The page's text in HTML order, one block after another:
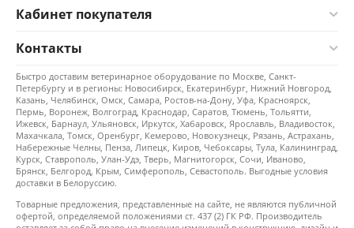
Кабинет покупателя
Контакты
Быстро доставим ветеринарное оборудование по Москве, Санкт-
Петербургу и в регионы: Новосибирск, Екатеринбург, Нижний Новгород,
Казань, Челябинск, Омск, Самара, Ростов-на-Дону, Уфа, Красноярск,
Пермь, Воронеж, Волгоград, Краснодар, Саратов, Тюмень, Тольятти,
Ижевск, Барнаул, Ульяновск, Иркутск, Хабаровск, Ярославль, Владивосток,
Махачкала, Томск, Оренбург, Кемерово, Новокузнецк, Рязань, Астрахань,
Набережные Челны, Пенза, Липецк, Киров, Чебоксары, Тула, Калининград,
Курск, Ставрополь, Улан-Удэ, Тверь, Магнитогорск, Сочи, Иваново,
Брянск, Белгород, Крым, Симферополь, Севастополь. Выгодные условия
доставки в Белоруссию.
Товарные предложения, представленные на сайте, не являются публичной
офертой, определяемой положениями ст. 437 (2) ГК РФ. Производитель